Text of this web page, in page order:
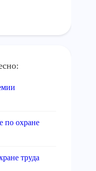
по охране
труда